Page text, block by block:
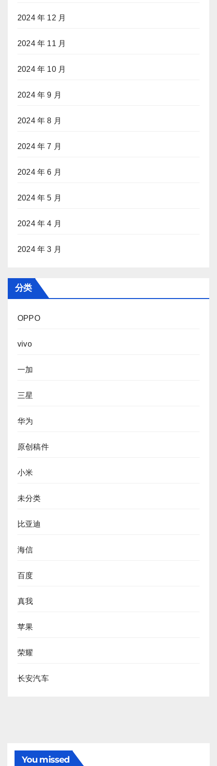
2024 年 12 月
2024 年 11 月
2024 年 10 月
2024 年 9 月
2024 年 8 月
2024 年 7 月
2024 年 6 月
2024 年 5 月
2024 年 4 月
2024 年 3 月
分类
OPPO
vivo
一加
三星
华为
原创稿件
小米
未分类
比亚迪
海信
百度
真我
苹果
荣耀
长安汽车
You missed